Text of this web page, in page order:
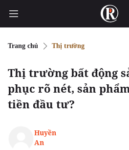
Trang chủ Thị trường
Thị trường bất động
phục rõ nét, sản
tiền đầu tư?
Huyền
An